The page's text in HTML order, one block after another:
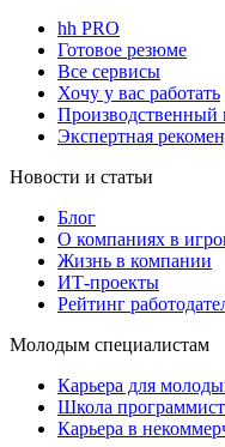
hh PRO
Готовое резюме
Все сервисы
Хочу у вас работать
Производственный
Экспертная
Новости и статьи
Блог
О компаниях в
Жизнь в компании
ИТ-проекты
Рейтинг
Молодым специалистам
Карьера для
Школа
Карьера в